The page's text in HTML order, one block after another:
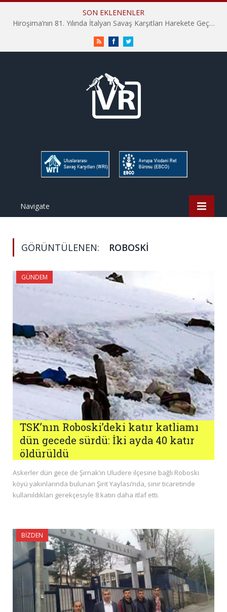
SON EKLENENLER
Hiroşima’nın 81. Yılında İtalyan Savaş Karşıtları Harekete Geçti: “Hatırlamak yeterli değil”
RSS FacebookTwitter
Navigate
GÖRÜNTÜLENEN: ROBOSKI
GÜNDEM
TSK’nın Roboski’deki katır katliamı
dün gecede sürdü: İki ayda 40 katır
öldürüldü
Askerler dün gece de Şırnak’ın Uludere ilçesine bağlı Roboski
köyü yakınlarında bulunan Şirit Yaylası’nda, sınır ticaretinde
kullanıldıkları gerekçesiyle 8 katırı daha itlaf etti.
BIZDEN